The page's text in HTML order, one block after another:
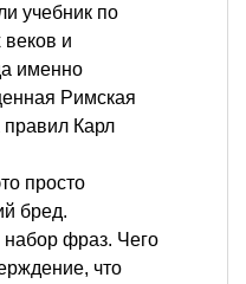
учебник по
веков и
именно
Римская
правил Карл
просто
бред.
фраз. Чего
что